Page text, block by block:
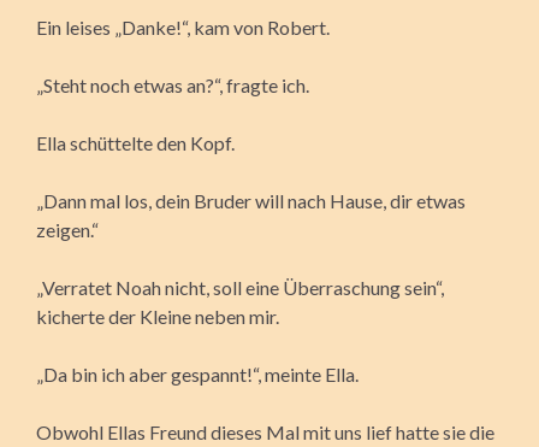
Ein leises „Danke!“, kam von Robert.
„Steht noch etwas an?“, fragte ich.
Ella schüttelte den Kopf.
„Dann mal los, dein Bruder will nach Hause, dir etwas
zeigen.“
„Verratet Noah nicht, soll eine Überraschung sein“,
kicherte der Kleine neben mir.
„Da bin ich aber gespannt!“, meinte Ella.
Obwohl Ellas Freund dieses Mal mit uns lief hatte sie die